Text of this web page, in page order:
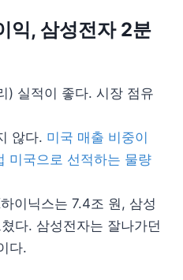
익, 삼성전자 2분
) 실적이 좋다. 시장 점유
않다. 미국 매출 비중이
미국으로 선적하는 물량
이닉스는 7.4조 원, 삼성
다. 삼성전자는 잘나가던
다.